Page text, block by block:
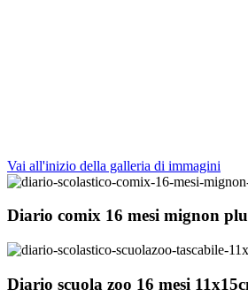
Vai all'inizio della galleria di immagini
Diario comix 16 mesi mignon
Diario scuola zoo 16 mesi